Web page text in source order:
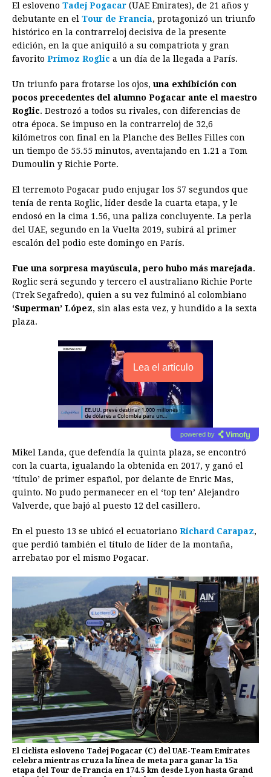
c
e
b
o
o
k
s
s
e
n
g
e
a
t
s
A
p
p
r
e
a
d
s
n
t
e
r
s
n
k
e
d
I
n
a
i
l
i
n
t
p
k
El esloveno Tadej Pogacar (UAE Emirates), de 21 años y
debutante en el Tour de Francia, protagonizó un triunfo
histórico en la contrarreloj decisiva de la presente
edición, en la que aniquiló a su compatriota y gran
favorito Primoz Roglic a un día de la llegada a París.
Un triunfo para frotarse los ojos, una exhibición con
pocos precedentes del alumno Pogacar ante el maestro
Roglic. Destrozó a todos su rivales, con diferencias de
otra época. Se impuso en la contrarreloj de 32,6
kilómetros con final en la Planche des Belles Filles con
un tiempo de 55.55 minutos, aventajando en 1.21 a Tom
Dumoulin y Richie Porte.
El terremoto Pogacar pudo enjugar los 57 segundos que
tenía de renta Roglic, líder desde la cuarta etapa, y le
endosó en la cima 1.56, una paliza concluyente. La perla
del UAE, segundo en la Vuelta 2019, subirá al primer
escalón del podio este domingo en París.
Fue una sorpresa mayúscula, pero hubo más marejada.
Roglic será segundo y tercero el australiano Richie Porte
(Trek Segafredo), quien a su vez fulminó al colombiano
‘Superman’ López, sin alas esta vez, y hundido a la sexta
plaza.
Lea el artículo
powered by
Mikel Landa, que defendía la quinta plaza, se encontró
con la cuarta, igualando la obtenida en 2017, y ganó el
‘título’ de primer español, por delante de Enric Mas,
quinto. No pudo permanecer en el ‘top ten’ Alejandro
Valverde, que bajó al puesto 12 del casillero.
En el puesto 13 se ubicó el ecuatoriano Richard Carapaz,
que perdió también el título de líder de la montaña,
arrebatao por el mismo Pogacar.
El ciclista esloveno Tadej Pogacar (C) del UAE-Team Emirates
celebra mientras cruza la línea de meta para ganar la 15a
etapa del Tour de Francia en 174.5 km desde Lyon hasta Grand